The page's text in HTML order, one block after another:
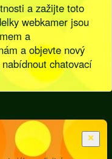
a zažijte toto
webkamer jsou
a
a objevte nový
chatovací
]